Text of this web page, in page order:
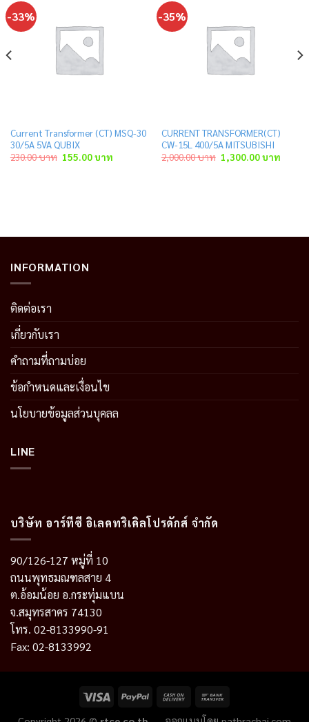
-33%
Current Transformer (CT) MSQ-30
30/5A 5VA QUBIX
230.00บาท Original
price
155.00บาทCurrent
price
-35%
CURRENT TRANSFORMER(CT)
CW-15L 400/5A MITSUBISHI
2,000.00บาท Original
price
1,300.00บาท
price
INFORMATION
ติดต่อเรา
เกี่ยวกับเรา
คำถามที่ถามบ่อย
ข้อกำหนดและเงื่อนไข
นโยบายข้อมูลส่วนบุคลล
LINE
บริษัท อาร์ทีซี อิเลคทริเคิลโปรดักส์ จำกัด
90/126-127 หมู่ที่ 10
ถนนพุทธมณฑลสาย 4
ต.อ้อมน้อย อ.กระทุ่มแบน
จ.สมุทรสาคร 74130
โทร. 02-8133990-91
Fax: 02-8133992